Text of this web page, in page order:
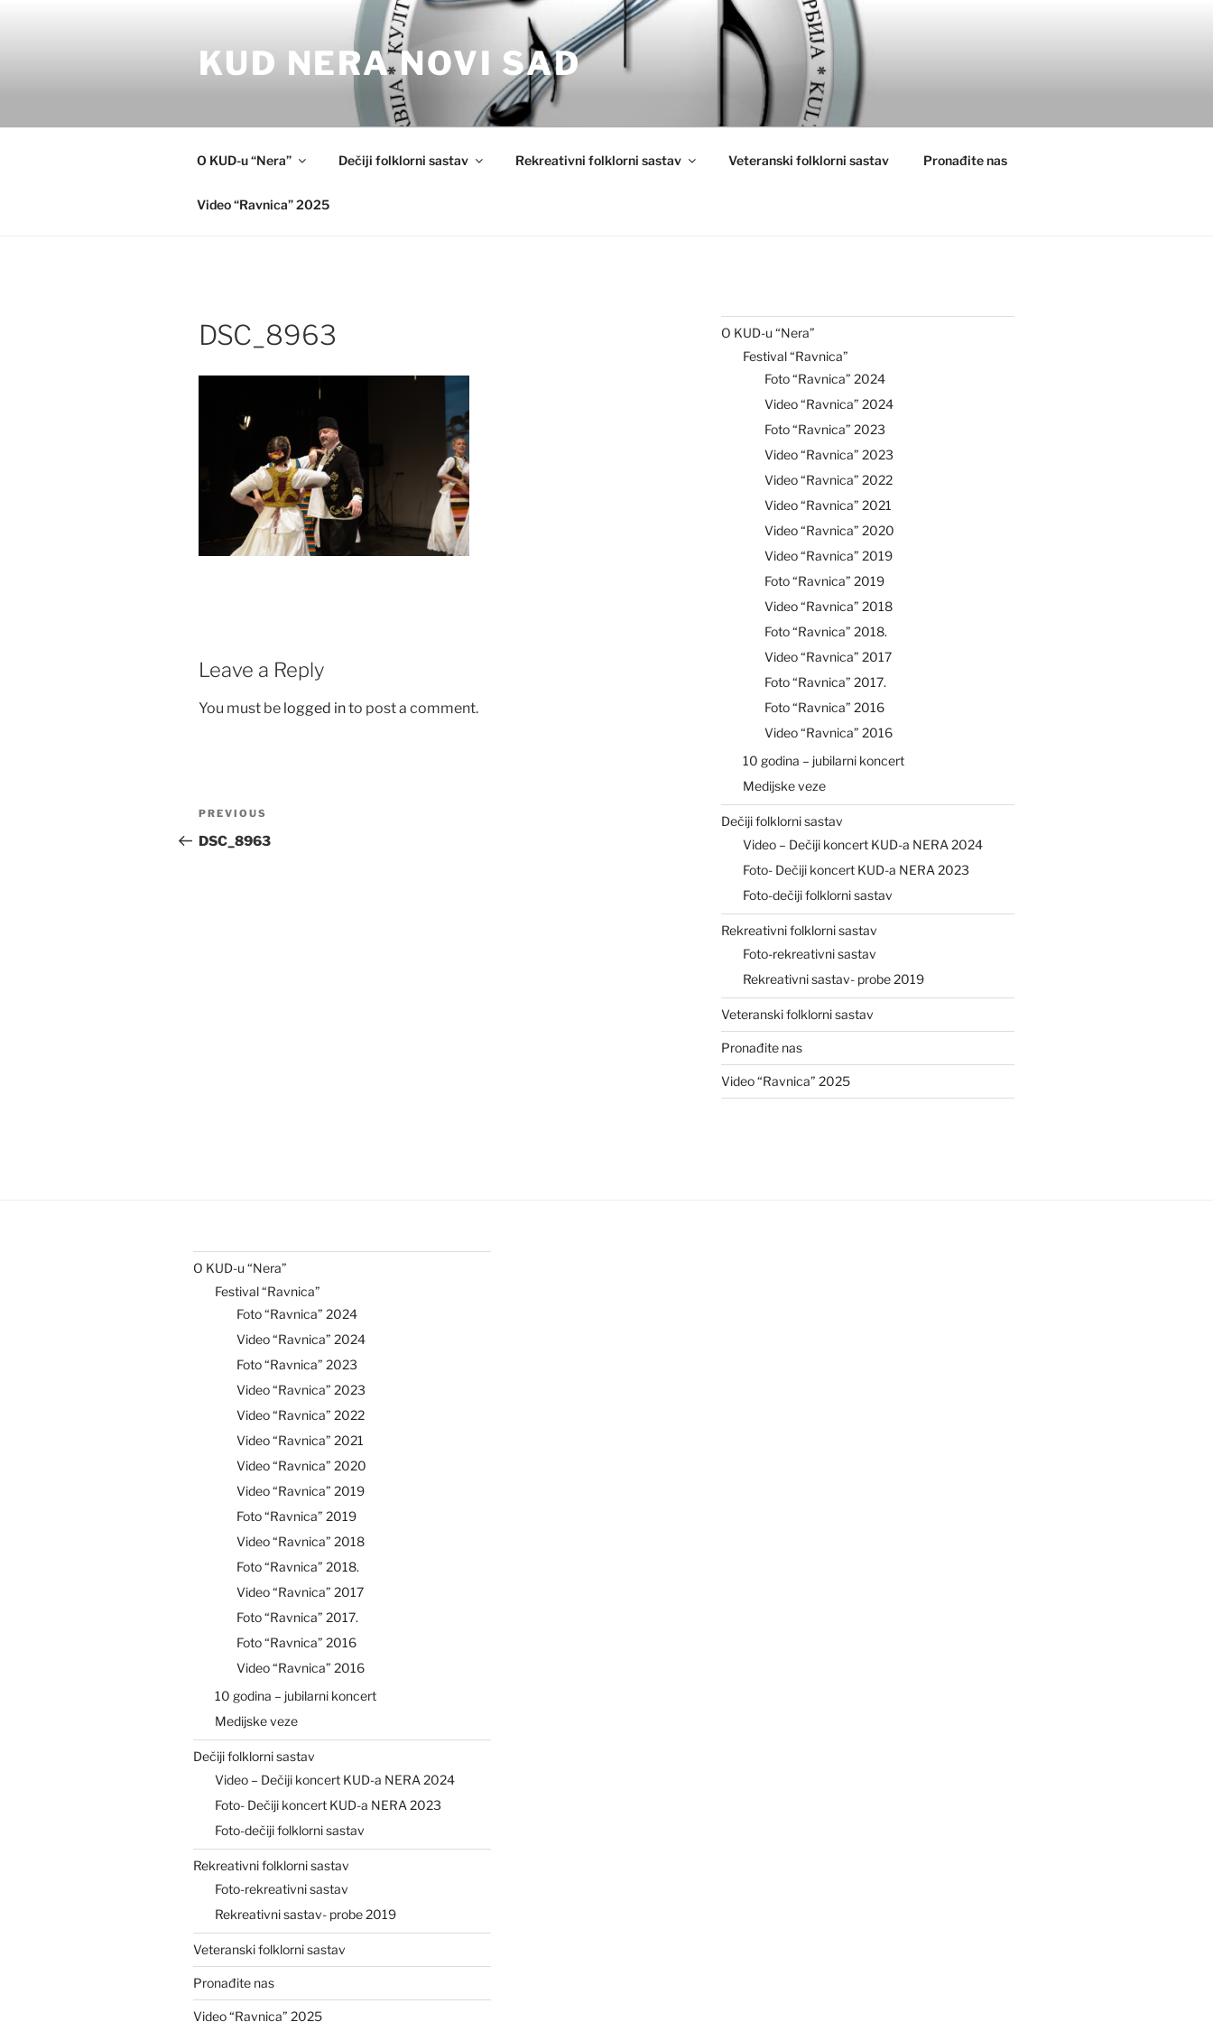
KUD NERA NOVI SAD
O KUD-u “Nera” Dečiji folklorni sastav Rekreativni folklorni sastav Veteranski folklorni sastav Pronađite nas
Video “Ravnica” 2025
DSC_8963
Leave a Reply
You must be logged into post a comment.
Post
navigation
Previous
Post
PREVIOUS
DSC_8963
O KUD-u “Nera”
Festival “Ravnica”
Foto “Ravnica” 2024
Video “Ravnica” 2024
Foto “Ravnica” 2023
Video “Ravnica” 2023
Video “Ravnica” 2022
Video “Ravnica” 2021
Video “Ravnica” 2020
Video “Ravnica” 2019
Foto “Ravnica” 2019
Video “Ravnica” 2018
Foto “Ravnica” 2018.
Video “Ravnica” 2017
Foto “Ravnica” 2017.
Foto “Ravnica” 2016
Video “Ravnica” 2016
10 godina – jubilarni koncert
Medijske veze
Dečiji folklorni sastav
Video – Dečiji koncert KUD-a NERA 2024
Foto- Dečiji koncert KUD-a NERA 2023
Foto-dečiji folklorni sastav
Rekreativni folklorni sastav
Foto-rekreativni sastav
Rekreativni sastav- probe 2019
Veteranski folklorni sastav
Pronađite nas
Video “Ravnica” 2025
O KUD-u “Nera”
Festival “Ravnica”
Foto “Ravnica” 2024
Video “Ravnica” 2024
Foto “Ravnica” 2023
Video “Ravnica” 2023
Video “Ravnica” 2022
Video “Ravnica” 2021
Video “Ravnica” 2020
Video “Ravnica” 2019
Foto “Ravnica” 2019
Video “Ravnica” 2018
Foto “Ravnica” 2018.
Video “Ravnica” 2017
Foto “Ravnica” 2017.
Foto “Ravnica” 2016
Video “Ravnica” 2016
10 godina – jubilarni koncert
Medijske veze
Dečiji folklorni sastav
Video – Dečiji koncert KUD-a NERA 2024
Foto- Dečiji koncert KUD-a NERA 2023
Foto-dečiji folklorni sastav
Rekreativni folklorni sastav
Foto-rekreativni sastav
Rekreativni sastav- probe 2019
Veteranski folklorni sastav
Pronađite nas
Video “Ravnica” 2025